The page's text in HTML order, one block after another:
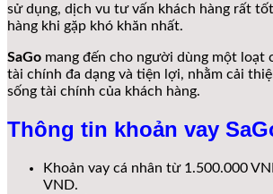
sử dụng, dịch vu tư vấn khách hàng rất
hàng khi gặp khó khăn nhất.
SaGo mang đến cho người dùng một loạt
tài chính đa dạng và tiện lợi, nhằm cải
sống tài chính của khách hàng.
Thông tin khoản vay
Khoản vay cá nhân từ 1.500.000
VND.